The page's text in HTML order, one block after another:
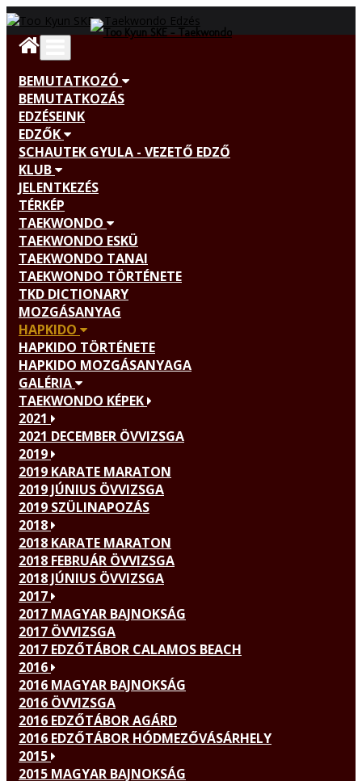
BEMUTATKOZÓ
BEMUTATKOZÁS
EDZÉSEINK
EDZŐK
SCHAUTEK GYULA - VEZETŐ EDZŐ
KLUB
JELENTKEZÉS
TÉRKÉP
TAEKWONDO
TAEKWONDO ESKÜ
TAEKWONDO TANAI
TAEKWONDO TÖRTÉNETE
TKD DICTIONARY
MOZGÁSANYAG
HAPKIDO
HAPKIDO TÖRTÉNETE
HAPKIDO MOZGÁSANYAGA
GALÉRIA
TAEKWONDO KÉPEK
2021
2021 DECEMBER ÖVVIZSGA
2019
2019 KARATE MARATON
2019 JÚNIUS ÖVVIZSGA
2019 SZÜLINAPOZÁS
2018
2018 KARATE MARATON
2018 FEBRUÁR ÖVVIZSGA
2018 JÚNIUS ÖVVIZSGA
2017
2017 MAGYAR BAJNOKSÁG
2017 ÖVVIZSGA
2017 EDZŐTÁBOR CALAMOS BEACH
2016
2016 MAGYAR BAJNOKSÁG
2016 ÖVVIZSGA
2016 EDZŐTÁBOR AGÁRD
2016 EDZŐTÁBOR HÓDMEZŐVÁSÁRHELY
2015
2015 MAGYAR BAJNOKSÁG